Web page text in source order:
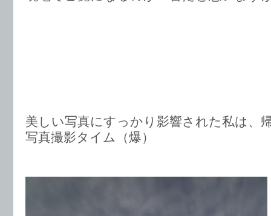
美しい写真にすっかり影響された私は、
写真撮影タイム（爆）